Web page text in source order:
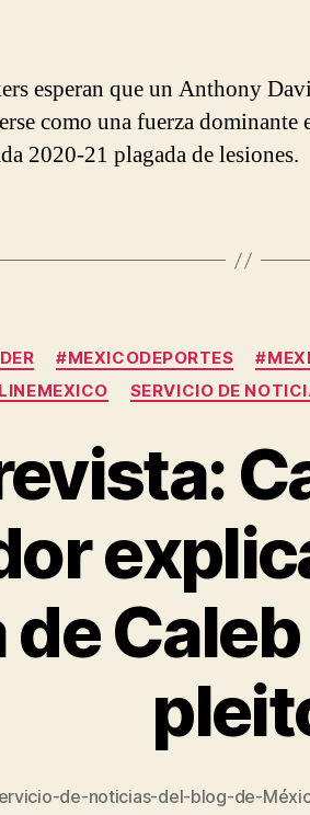
esperan que un Anthony
como una fuerza dominante
2020-21 plagada de lesiones.
#MEXICODEPORTES
SERVICIO DE
de-noticias-del-blog-de-